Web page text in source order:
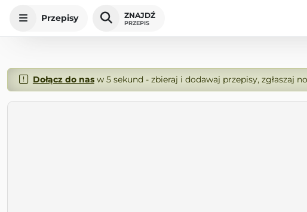
Przepisy ZNAJDŹ
PRZEPIS
Dołącz do nasw 5 sekund - zbieraj i dodawaj przepisy, zgłaszaj